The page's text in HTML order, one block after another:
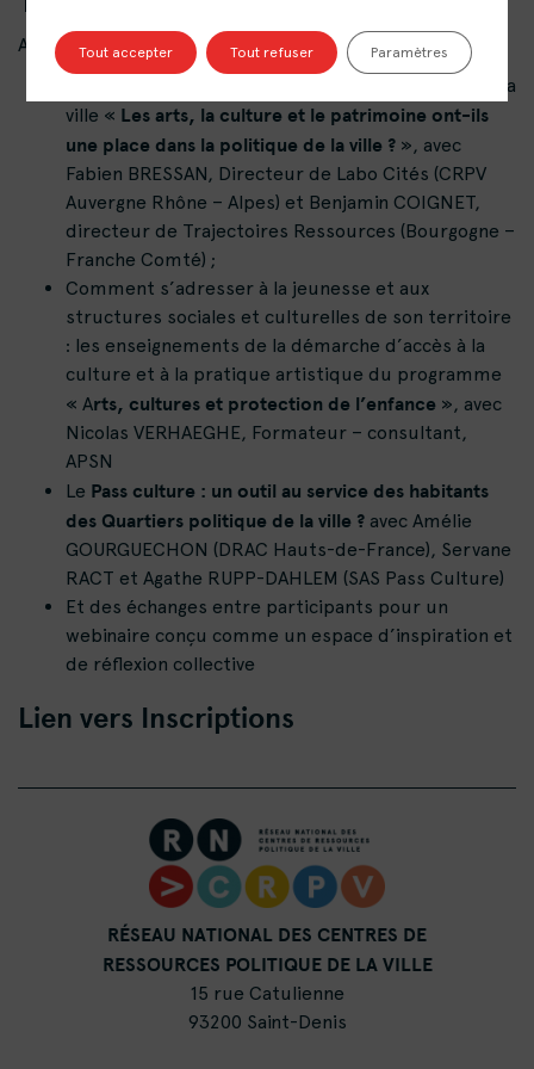
Au programme :
le regard des centres de ressources politique de la
ville « Les arts, la culture et le patrimoine ont-ils
une place dans la politique de la ville ? », avec
Fabien BRESSAN, Directeur de Labo Cités (CRPV
Auvergne Rhône – Alpes) et Benjamin COIGNET,
directeur de Trajectoires Ressources (Bourgogne –
Franche Comté) ;
Comment s’adresser à la jeunesse et aux
structures sociales et culturelles de son territoire
: les enseignements de la démarche d’accès à la
culture et à la pratique artistique du programme
« Arts, cultures et protection de l’enfance », avec
Nicolas VERHAEGHE, Formateur – consultant,
APSN
Le Pass culture : un outil au service des habitants
des Quartiers politique de la ville ? avec Amélie
GOURGUECHON (DRAC Hauts-de-France), Servane
RACT et Agathe RUPP-DAHLEM (SAS Pass Culture)
Et des échanges entre participants pour un
webinaire conçu comme un espace d’inspiration et
de réflexion collective
Lien vers Inscriptions
RÉSEAU NATIONAL DES CENTRES DE
RESSOURCES POLITIQUE DE LA VILLE
15 rue Catulienne
93200 Saint-Denis
Tout accepter Tout refuser Paramètres